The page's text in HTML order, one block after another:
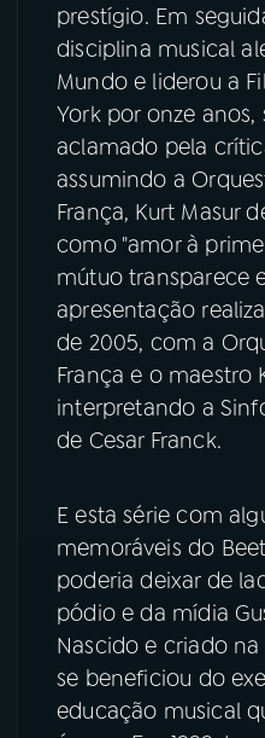
prestígio. Em
disciplina musical
Mundo e liderou a
York por onze
aclamado pela
assumindo a
França, Kurt Masur
como "amor à
mútuo transparece
apresentação
de 2005, com a
França e o maestro
interpretando a
de Cesar Franck.
E esta série com
memoráveis do
poderia deixar de
pódio e da mídia
Nascido e criado
se beneficiou do
educação musical